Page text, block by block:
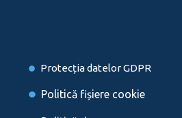
Protecția datelor GDPR
Politică fișiere cookie